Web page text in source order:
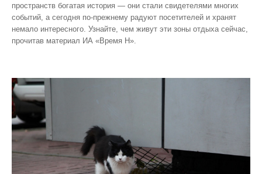
пространств богатая история — они стали свидетелями многих
событий, а сегодня по‑прежнему радуют посетителей и хранят
немало интересного. Узнайте, чем живут эти зоны отдыха сейчас,
прочитав материал ИА «Время Н».